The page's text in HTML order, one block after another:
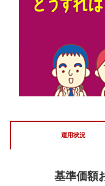
運用状況
基準価額